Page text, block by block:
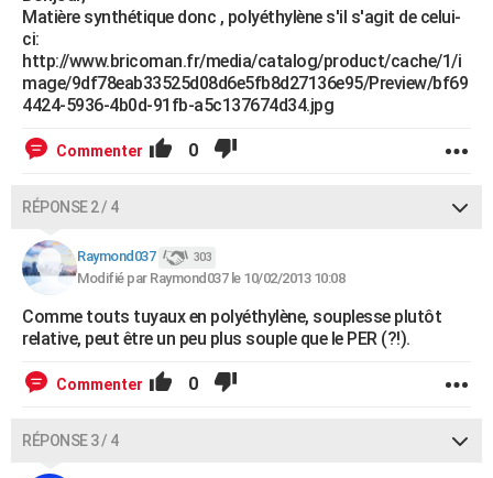
Bricolage
Lifestyle
Culture
Sport
Auto
Television
Voyage
Cinema
Matière synthétique donc , polyéthylène s'il s'agit de celui-
ci:
http://www.bricoman.fr/media/catalog/product/cache/1/i
mage/9df78eab33525d08d6e5fb8d27136e95/Preview/bf69
4424-5936-4b0d-91fb-a5c137674d34.jpg
Commenter 0
RÉPONSE 2 / 4
Raymond037 303
Modifié par Raymond037 le 10/02/2013 10:08
Comme touts tuyaux en polyéthylène, souplesse plutôt
relative, peut être un peu plus souple que le PER (?!).
Commenter 0
RÉPONSE 3 / 4